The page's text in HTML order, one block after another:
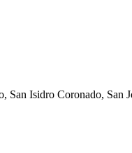
San Isidro Coronado,